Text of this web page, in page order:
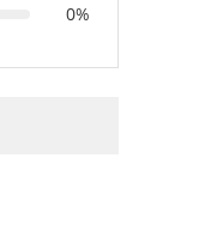
0%